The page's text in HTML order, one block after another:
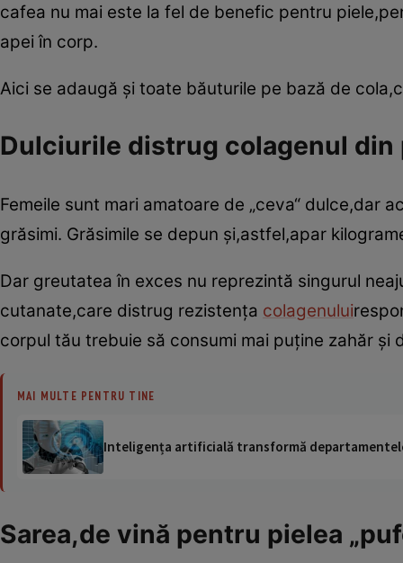
cafea nu mai este la fel de benefic pentru
apei în corp.
Aici se adaugă şi toate băuturile pe bază de
Dulciurile distrug colagenul din
Femeile sunt mari amatoare de „ceva“ dulce,dar
grăsimi. Grăsimile se depun şi,astfel,apar
Dar greutatea în exces nu reprezintă singurul
cutanate,care distrug rezistenţa colagenului
corpul tău trebuie să consumi mai puţine zahăr şi
MAI MULTE PENTRU TINE
Inteligența artificială transformă
Sarea,de vină pentru pielea